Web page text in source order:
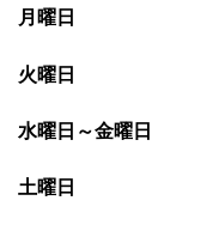
月曜日 １７
火曜日 １０
水曜日～金曜日
土曜日 １１